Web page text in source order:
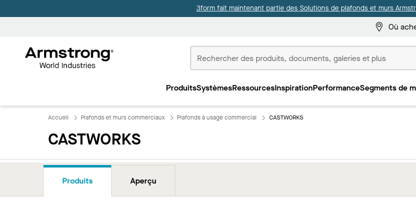
3form fait maintenant partie des Solutions de plafonds et murs
Où
Commerciaux
ProduitsSystèmesRessourcesInspirationPerformanceSegments de
Accueil Plafonds et murs commerciaux Plafonds à usage commercial CASTWORKS
CASTWORKS
Produits Aperçu